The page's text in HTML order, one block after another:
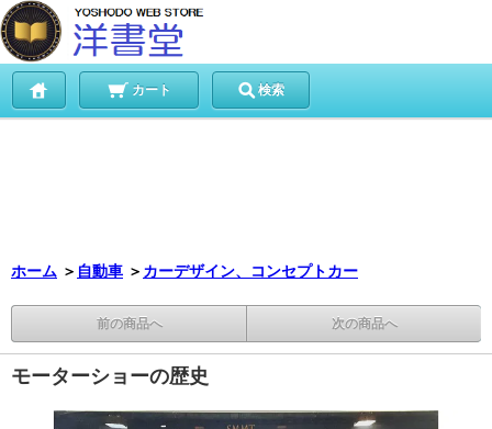
カート 検索
ホーム ＞ 自動車 ＞ カーデザイン、コンセプトカー
前の商品へ 次の商品へ
モーターショーの歴史